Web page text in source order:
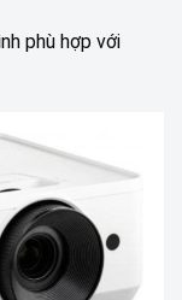
phù hợp với